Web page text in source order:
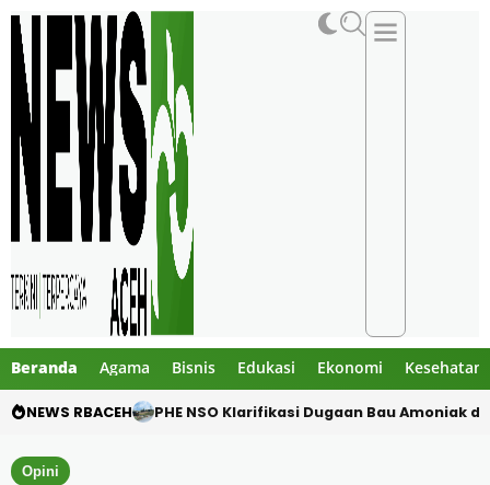
Beranda Agama Bisnis Edukasi Ekonomi Kesehatan
NEWS RBACEH Motor Pelajar Hilang di Goa Jepang
Opini